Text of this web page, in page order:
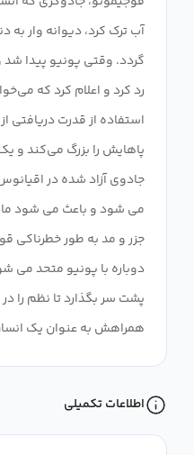
آب ترک کرد، دیوانه وار به
گردد. وقتی پونیو پیدا شد
رد کرد و اعلام کرد که
استفاده از قدرت
پاهایش را بزرگ می‌کند و
جادوی آزاد شده در
می شود و باعث می شود
جزر و مد به طور
دوباره با پونیو متحد می
پشت سر بگذارد تا نظم را
همراهش به عنوان یک
اطلاعات تکمیلی